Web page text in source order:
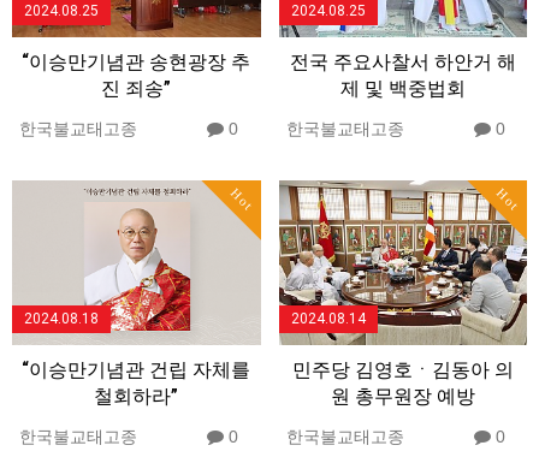
2024.08.25
“이승만기념관 송현광장 추
진 죄송”
한국불교태고종 0
2024.08.25
전국 주요사찰서 하안거 해
제 및 백중법회
한국불교태고종 0
Hot
2024.08.18
“이승만기념관 건립 자체를
철회하라”
한국불교태고종 0
Hot
2024.08.14
민주당 김영호ㆍ김동아 의
원 총무원장 예방
한국불교태고종 0